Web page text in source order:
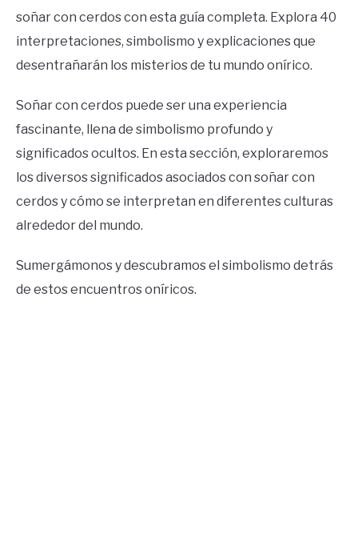
soñar con cerdos con esta guía completa. Explora 40
interpretaciones, simbolismo y explicaciones que
desentrañarán los misterios de tu mundo onírico.
Soñar con cerdos puede ser una experiencia
fascinante, llena de simbolismo profundo y
significados ocultos. En esta sección, exploraremos
los diversos significados asociados con soñar con
cerdos y cómo se interpretan en diferentes culturas
alrededor del mundo.
Sumergámonos y descubramos el simbolismo detrás
de estos encuentros oníricos.